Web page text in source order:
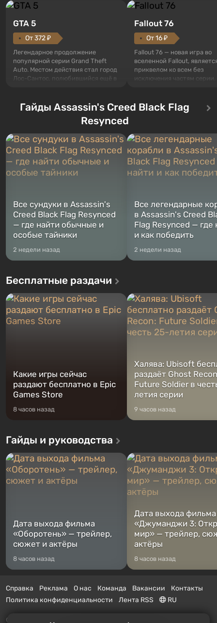
GTA 5
От 372 ₽
Легендарное продолжение
популярной серии Grand Theft
Auto. Местом действия стал город
Лос-Сантос, полюбившийся ещё в
сразу трех персонажей: Майкла,
Тревора и Франклина, между
Жанр и...
Fallout 76
От 16 ₽
Fallout 76 — новая игра во
вселенной Fallout,
приквелом ко всем без
исключения частям серии.
Оно же, по задумке
Vault-Tec, должно
Место действия Fallout...
Гайды Assassin's Creed Black Flag
Resynced
Все сундуки в Assassin's
Creed Black Flag Resynced
— где найти обычные и
особые тайники
2 недели назад
Все легендарные
в Assassin's Creed
Flag Resynced — где
и как победить
2 недели назад
Бесплатные раздачи
Какие игры сейчас
раздают бесплатно в Epic
Games Store
8 часов назад
Халява: Ubisoft
раздаёт Ghost
Future Soldier в
летия серии
9 часов назад
Гайды и руководства
Дата выхода фильма
«Оборотень» — трейлер,
сюжет и актёры
8 часов назад
Дата выхода фильма
«Джуманджи 3:
мир» — трейлер,
актёры
8 часов назад
Справка Реклама О нас Команда Вакансии
Контакты
Политика конфиденциальности
Лента RSS RU
© 2011 - 2026 VGTimes